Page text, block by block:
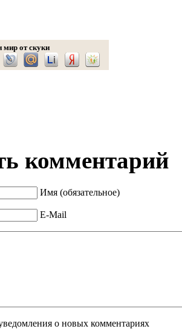
от скуки
комментарий
Имя (обязательное)
E-Mail
о новых комментариях